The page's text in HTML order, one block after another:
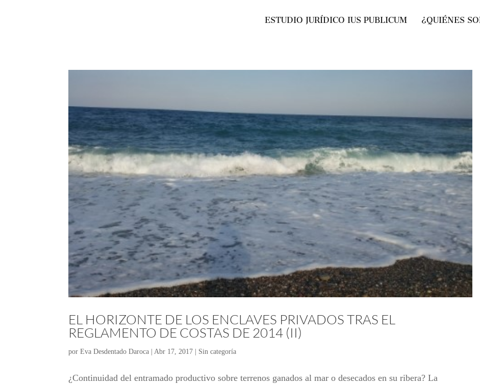
ESTUDIO JURÍDICO IUS PUBLICUM ¿QUIÉNES
EL HORIZONTE DE LOS ENCLAVES PRIVADOS TRAS EL
REGLAMENTO DE COSTAS DE 2014 (II)
porEva Desdentado Daroca | Abr 17, 2017 | Sin categoría
¿Continuidad del entramado productivo sobre terrenos ganados al mar o desecados en su ribera? La